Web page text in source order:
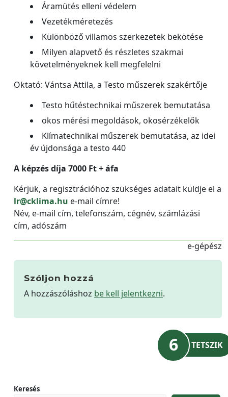
Áramütés elleni védelem
Vezetékméretezés
Különböző villamos szerkezetek bekötése
Milyen alapvető és részletes szakmai
követelményeknek kell megfelelni
Oktató: Vántsa Attila, a Testo műszerek szakértője
Testo hűtéstechnikai műszerek bemutatása
okos mérési megoldások, okosérzékelők
Klímatechnikai műszerek bemutatása, az idei
év újdonsága a testo 440
A képzés díja 7000 Ft + áfa
Kérjük, a regisztrációhoz szükséges adatait küldje el a
lr@cklima.hu e-mail címre!
Név, e-mail cím, telefonszám, cégnév, számlázási
cím, adószám
e-gépész
Szóljon hozzá
A hozzászóláshoz be kell jelentkezni.
6 TETSZIK
Keresés